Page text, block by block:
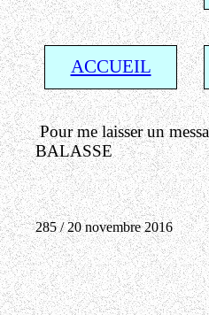
ACCUEIL
Pour me laisser un
BALASSE
285 / 20 novembre 2016